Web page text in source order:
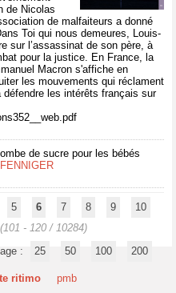
de Nicolas
de malfaiteurs a donné
Toi qui nous demeures, Louis-
sur l’assassinat de son père, à
pour la justice. En France, la
Macron s'affiche en
les mouvements qui réclament
les intérêts français sur
de sucre pour les bébés
5 6 7 8 9
10
(101 - 120 / 10284)
:
25 50 100 200
ritimo pmb